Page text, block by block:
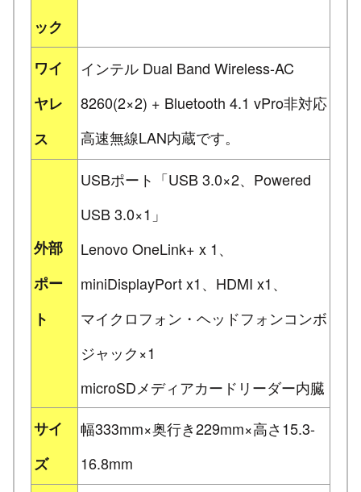
ック
ワイ
ヤレ
ス
インテル Dual Band Wireless-AC
8260(2×2) + Bluetooth 4.1 vPro非対応
高速無線LAN内蔵です。
外部
ポー
ト
USBポート「USB 3.0×2、Powered
USB 3.0×1」
Lenovo OneLink+ x 1、
miniDisplayPort x1、HDMI x1、
マイクロフォン・ヘッドフォンコンボ
ジャック×1
microSDメディアカードリーダー内臓
サイ
ズ
幅333mm×奥行き229mm×高さ15.3-
16.8mm